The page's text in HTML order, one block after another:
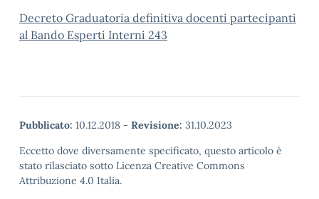
Decreto Graduatoria definitiva docenti partecipanti
al Bando Esperti Interni 243
Pubblicato: 10.12.2018 - Revisione: 31.10.2023
Eccetto dove diversamente specificato, questo articolo è
stato rilasciato sotto Licenza Creative Commons
Attribuzione 4.0 Italia.